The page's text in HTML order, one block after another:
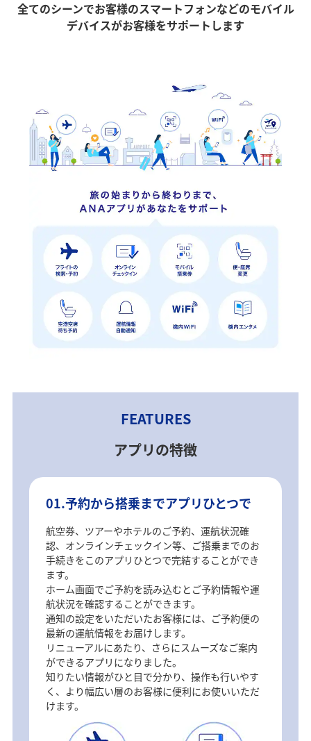
全てのシーンでお客様のスマートフォンなどのモバイル
デバイスがお客様をサポートします
FEATURES
アプリの特徴
01.予約から搭乗までアプリひとつで
航空券、ツアーやホテルのご予約、運航状況確
認、オンラインチェックイン等、ご搭乗までのお
手続きをこのアプリひとつで完結することができ
ます。
ホーム画面でご予約を読み込むとご予約情報や運
航状況を確認することができます。
通知の設定をいただいたお客様には、ご予約便の
最新の運航情報をお届けします。
リニューアルにあたり、さらにスムーズなご案内
ができるアプリになりました。
知りたい情報がひと目で分かり、操作も行いやす
く、より幅広い層のお客様に便利にお使いいただ
けます。